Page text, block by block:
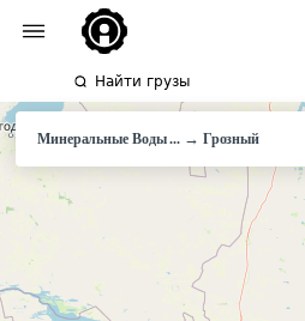
Найти грузы
Минеральные Воды ... → Грозный